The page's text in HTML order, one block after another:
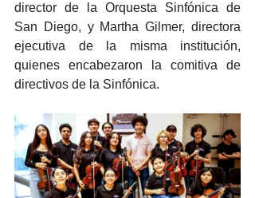
director de la Orquesta Sinfónica de
San Diego, y Martha Gilmer, directora
ejecutiva de la misma institución,
quienes encabezaron la comitiva de
directivos de la Sinfónica.